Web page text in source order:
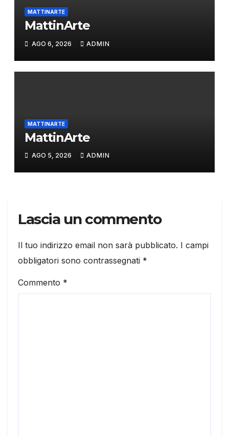
MATTINARTE
MattinArte
AGO 6, 2026 ADMIN
MATTINARTE
MattinArte
AGO 5, 2026 ADMIN
Lascia un commento
Il tuo indirizzo email non sarà pubblicato. I campi
obbligatori sono contrassegnati *
Commento *